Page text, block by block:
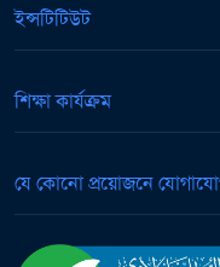
ইন্সটিটিউট
শিক্ষা কার্যক্রম
যে কোনো প্রয়োজনে